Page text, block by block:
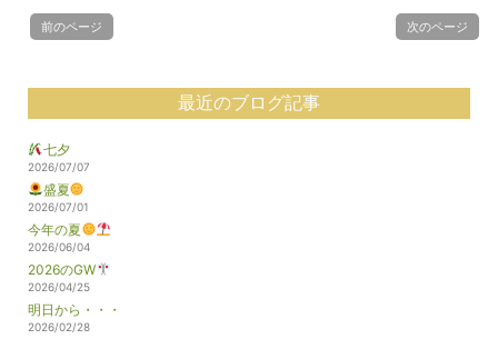
前のページ 次のページ
最近のブログ記事
七夕
2026/07/07
盛夏
2026/07/01
今年の夏
2026/06/04
2026のGW
2026/04/25
明日から・・・
2026/02/28